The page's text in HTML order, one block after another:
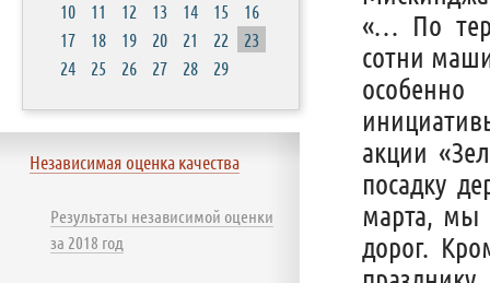
«… По
сотни
акции
посадку
марта, мы
дорог.
10
11 12 13 14 15
16
17
18 19 20 21 22
23
24
25 26 27 28 29
Независимая оценка качества
Результаты независимой оценки
за 2018 год